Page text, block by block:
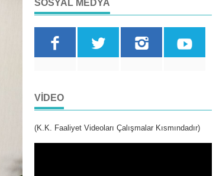
SOSYAL MEDYA
VIDEO
(K.K. Faaliyet Videoları Çalışmalar Kısmındadır)